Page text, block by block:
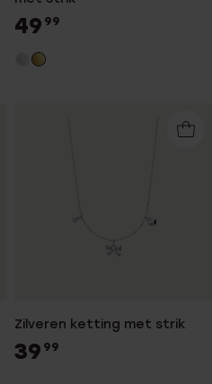
49 99
Zilveren ketting met strik
39 99